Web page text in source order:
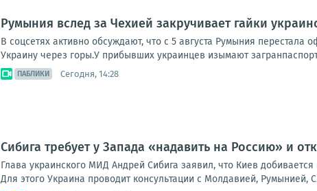
Румыния вслед за Чехией закручивает гайки
В соцсетях активно обсуждают, что с 5 августа Румыния
Украину через горы.У прибывших украинцев изымают
ПАБЛИКИ Сегодня, 14:28
Сибига требует у Запада «надавить на Россию» и
Глава украинского МИД Андрей Сибига заявил, что Киев
Для этого Украина проводит консультации с Молдавией, Румынией,